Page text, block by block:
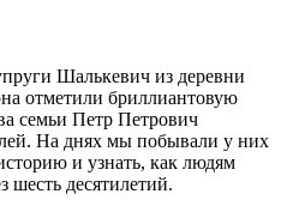
Шалькевич из деревни
отметили бриллиантовую
семьи Петр Петрович
На днях мы побывали у них
и узнать, как людям
шесть десятилетий.